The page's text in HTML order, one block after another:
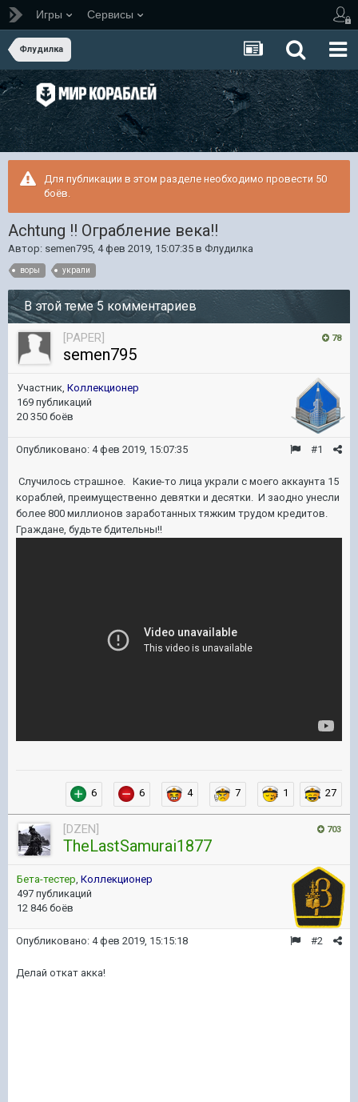
Игры Сервисы
Флудилка
Для публикации в этом разделе необходимо провести 50
боёв.
Achtung !! Ограбление века!!
Автор: semen795, 4 фев 2019, 15:07:35 в Флудилка
воры украли
В этой теме 5 комментариев
78
[PAPER]
semen795
Участник, Коллекционер
169 публикаций
20 350 боёв
#1
Опубликовано: 4 фев 2019, 15:07:35
Случилось страшное. Какие-то лица украли с моего аккаунта 15
кораблей, преимущественно девятки и десятки. И заодно унесли
более 800 миллионов заработанных тяжким трудом кредитов.
Граждане, будьте бдительны!!
6 6 4 7 1 27
703
[DZEN]
TheLastSamurai1877
Бета-тестер Коллекционер
497 публикаций
12 846 боёв
#2
Опубликовано: 4 фев 2019, 15:15:18
Делай откат акка!